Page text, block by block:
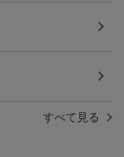
すべて見る